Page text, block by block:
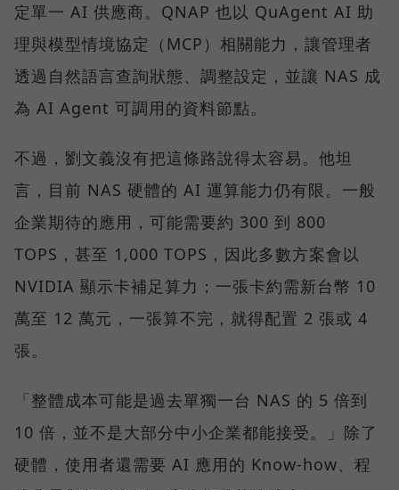
定單一 AI 供應商。QNAP 也以 QuAgent AI 助
理與模型情境協定（MCP）相關能力，讓管理者
透過自然語言查詢狀態、調整設定，並讓 NAS 成
為 AI Agent 可調用的資料節點。
不過，劉文義沒有把這條路說得太容易。他坦
言，目前 NAS 硬體的 AI 運算能力仍有限。一般
企業期待的應用，可能需要約 300 到 800
TOPS，甚至 1,000 TOPS，因此多數方案會以
NVIDIA 顯示卡補足算力；一張卡約需新台幣 10
萬至 12 萬元，一張算不完，就得配置 2 張或 4
張。
「整體成本可能是過去單獨一台 NAS 的 5 倍到
10 倍，並不是大部分中小企業都能接受。」除了
硬體，使用者還需要 AI 應用的 Know-how、程